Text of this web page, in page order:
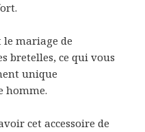
le mariage de
bretelles, ce qui vous
unique
homme.
cet accessoire de